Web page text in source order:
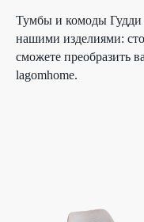
Тумбы и комоды Гудди
нашими изделиями:
сможете преобразить
lagomhome.